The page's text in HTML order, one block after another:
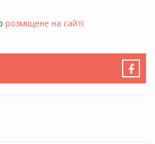
розміщене на сайті